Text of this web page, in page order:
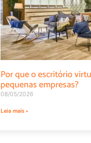
Por que o escritório
pequenas empresas?
08/05/2026
Leia mais »